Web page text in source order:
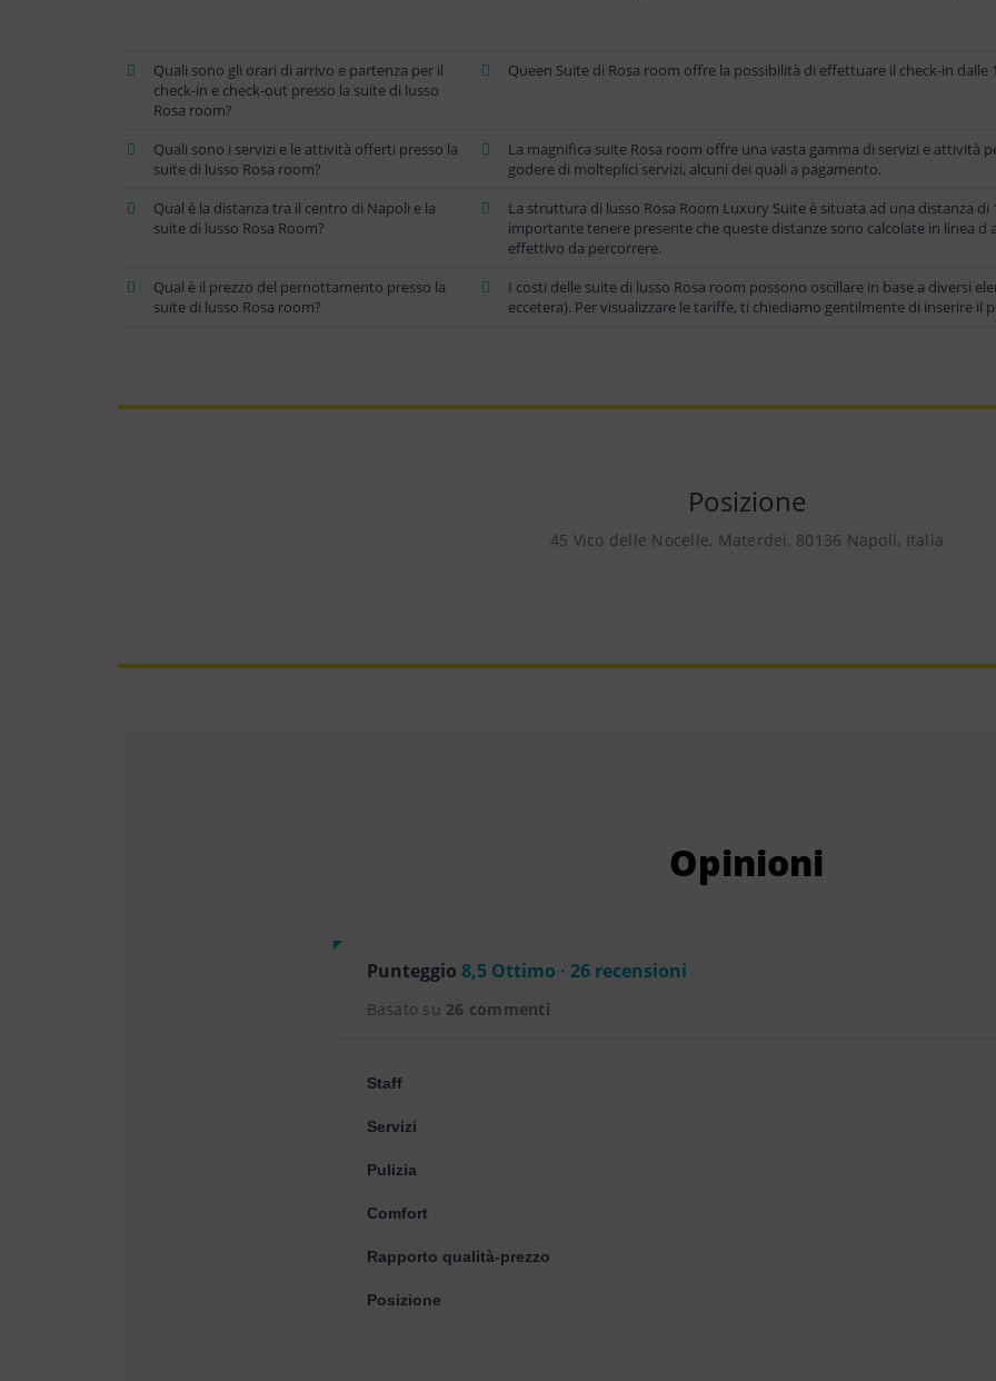
Quali sono gli orari di arrivo e partenza per il
check-in e check-out presso la suite di lusso
Rosa room?
Queen Suite di Rosa room offre la possibilità di effettuare il check-in
Quali sono i servizi e le attività offerti presso la
suite di lusso Rosa room?
La magnifica suite Rosa room offre una vasta gamma di servizi e
godere di molteplici servizi, alcuni dei quali a pagamento.
Qual è la distanza tra il centro di Napoli e la
suite di lusso Rosa Room?
La struttura di lusso Rosa Room Luxury Suite è situata ad una distanza
importante tenere presente che queste distanze sono calcolate in linea d
effettivo da percorrere.
Qual è il prezzo del pernottamento presso la
suite di lusso Rosa room?
I costi delle suite di lusso Rosa room possono oscillare in base a diversi
eccetera). Per visualizzare le tariffe, ti chiediamo gentilmente di inserire il
Posizione
45 Vico delle Nocelle, Materdei, 80136 Napoli, Italia
Opinioni
Punteggio 8,5 Ottimo · 26 recensioni
Basato su 26 commenti
Staff
Servizi
Pulizia
Comfort
Rapporto qualità-prezzo
Posizione